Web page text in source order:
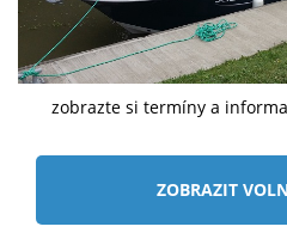
zobrazte si termíny a
ZOBRAZIT